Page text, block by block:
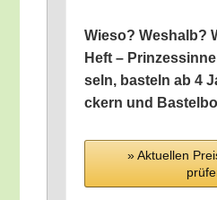
Wie­so? Wes­halb?
Heft –
seln, bas­teln ab 4
ckern und
» Aktu­el­len